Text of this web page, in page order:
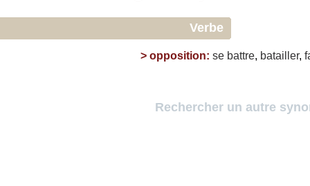
Verbe
> opposition: se battre, batailler,
Rechercher un autre